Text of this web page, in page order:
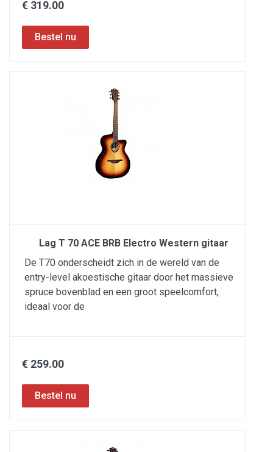
€ 319.00
Lag T 70 ACE BRB Electro Western gitaar
De T70 onderscheidt zich in de wereld van de
entry-level akoestische gitaar door het massieve
spruce bovenblad en een groot speelcomfort,
ideaal voor de
€ 259.00